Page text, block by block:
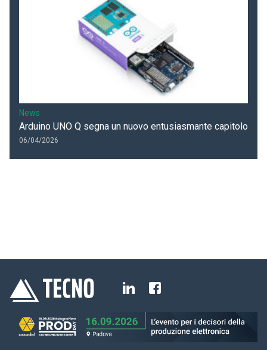
News
Arduino UNO Q segna un nuovo entusiasmante capitolo
06/04/2026